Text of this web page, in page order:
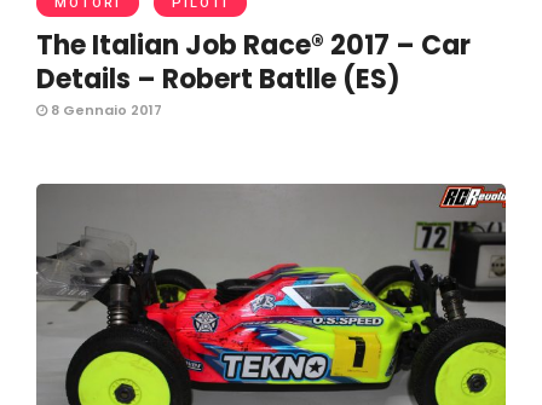
MOTORI PILOTI
The Italian Job Race® 2017 – Car
Details – Robert Batlle (ES)
8 Gennaio 2017